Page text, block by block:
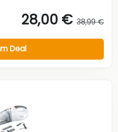
28,00 € 38,99 €
Deal